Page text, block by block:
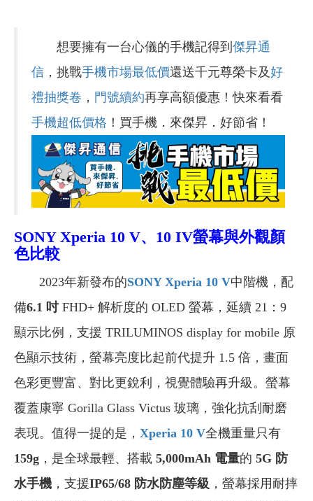
想要擁有一台心儀的手機記得到 傑昇通
信 ，挑戰手機市場最低價還送千元尊榮卡及好
禮抽獎卷 ， 門號續約再享高額優惠！快來看看
手機超低價格 ！買手機．來傑昇．好節省！
SONY Xperia 10 V、10 IV螢幕與外觀顏
色比較
2023年新發布的SONY Xperia 10 V中階機，配
備6.1 吋FHD+ 解析度的 OLED 螢幕，延續 21：9
顯示比例，支援 TRILUMINOS display for mobile 原
色顯示技術，螢幕亮度比起前代提升 1.5 倍，畫面
色彩更豐富、對比更銳利，視覺體驗再升級。螢幕
覆蓋康寧 Gorilla Glass Victus 玻璃，強化抗刮耐磨
表現。值得一提的是， Xperia 10 V全機重量只有
159g ，是全球最輕、搭載 5,000mAh 電量的 5G 防
水手機 ，支援IP65/68 防水防塵等級 ，螢幕採用耐摔